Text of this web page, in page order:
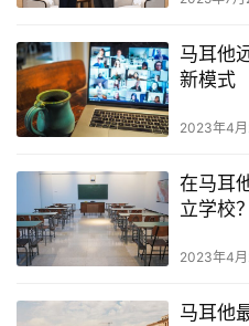
马耳他
新模式
2023年4月
在马耳
立学校？
2023年4月
马耳他